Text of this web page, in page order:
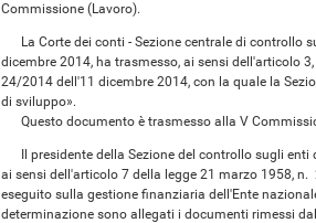
Commissione (Lavoro).
La Corte dei conti - Sezione centrale di controllo
dicembre 2014, ha trasmesso, ai sensi dell'articolo
24/2014 dell'11 dicembre 2014, con la quale la
di sviluppo».
Questo documento è trasmesso alla V
Il presidente della Sezione del controllo sugli enti
ai sensi dell'articolo 7 della legge 21 marzo 1958,
eseguito sulla gestione finanziaria dell'Ente
determinazione sono allegati i documenti rimessi